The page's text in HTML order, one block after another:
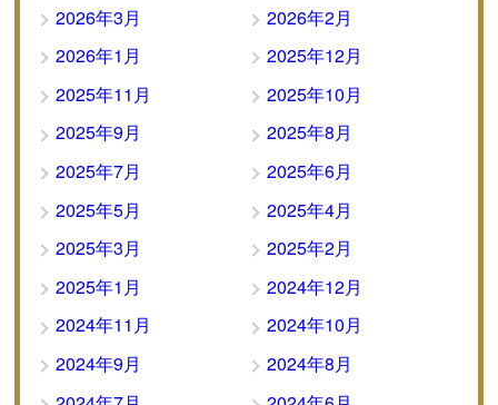
2026年3月
2026年2月
2026年1月
2025年12月
2025年11月
2025年10月
2025年9月
2025年8月
2025年7月
2025年6月
2025年5月
2025年4月
2025年3月
2025年2月
2025年1月
2024年12月
2024年11月
2024年10月
2024年9月
2024年8月